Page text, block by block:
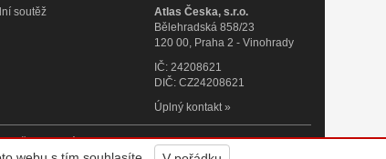
soutěž
Atlas Česka, s.r.o.
Bělehradská 858/23
120 00, Praha 2 - Vinohrady
IČ: 24208621
DIČ: CZ24208621
Úplný kontakt»
Všechna práva vyhrazena. Vyrobila a provozujeAltermedia.